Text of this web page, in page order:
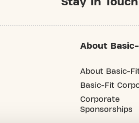
About
About Basic-
Basic-Fit
Corporate
Sponsorships